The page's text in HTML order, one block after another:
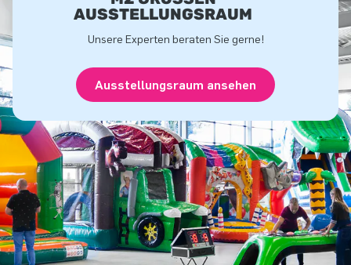
USSTELLUNGSRAUM
Unsere Experten beraten Sie gerne!
Ausstellungsraum ansehen